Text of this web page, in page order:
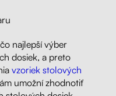
najlepší výber
dosiek, a preto
vzoriek stolových
umožní zhodnotiť